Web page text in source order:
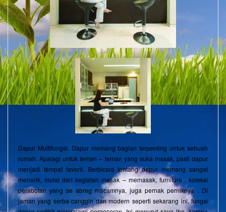
Dapur Multifungsi. Dapur memang bagian terpenting untuk sebuah
rumah. Apalagi untuk teman – teman yang suka masak, pasti dapur
menjadi tempat favorit. Berbicara tentang dapur memang sangat
menarik, mulai dari kegiatan masak – memasak, furniture , koleksi
perabotan yang se abreg macamnya, juga pernak perniknya . Di
jaman yang serba canggih dan modern seperti sekarang ini, fungsi